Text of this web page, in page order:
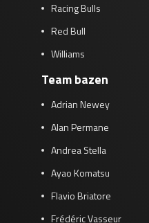
Racing Bulls
Red Bull
Williams
Team bazen
Adrian Newey
Alan Permane
Andrea Stella
Ayao Komatsu
Flavio Briatore
Frédéric Vasseur